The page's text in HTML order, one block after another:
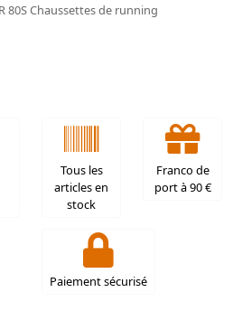
80S Chaussettes de running
Tous les
articles en
stock
Franco de
port à 90 €
Paiement sécurisé